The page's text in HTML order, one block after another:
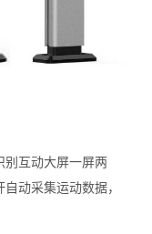
别互动大屏一屏两
动采集运动数据，